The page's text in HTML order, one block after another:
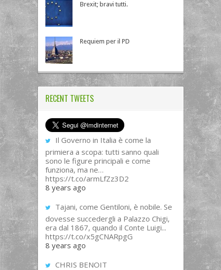
Brexit; bravi tutti.
Requiem per il PD
RECENT TWEETS
Il Governo in Italia è come la
primiera a scopa: tutti sanno quali
sono le figure principali e come
funziona, ma ne…
https://t.co/armLfZz3D2
8 years ago
Tajani, come Gentiloni, è nobile. Se
dovesse succedergli a Palazzo Chigi,
era dal 1867, quando il Conte Luigi...
https://t.co/x5gCNARpgG
8 years ago
CHRIS BENOIT